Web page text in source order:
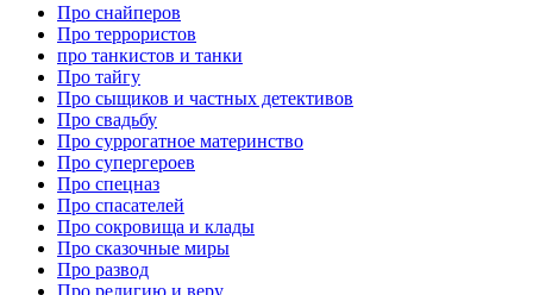
Про снайперов
Про террористов
про танкистов и танки
Про тайгу
Про сыщиков и частных детективов
Про свадьбу
Про суррогатное материнство
Про супергероев
Про спецназ
Про спасателей
Про сокровища и клады
Про сказочные миры
Про развод
Про религию и веру